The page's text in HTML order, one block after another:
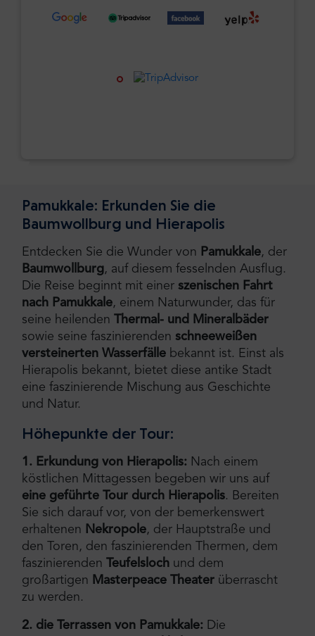
Pamukkale: Erkunden Sie die
Baumwollburg und Hierapolis
Entdecken Sie die Wunder von Pamukkale, der
Baumwollburg, auf diesem fesselnden Ausflug.
Die Reise beginnt mit einer szenischen Fahrt
nach Pamukkale, einem Naturwunder, das für
seine heilenden
Thermal- und Mineralbäder
sowie seine faszinierenden schneeweißen
versteinerten Wasserfälle bekannt ist. Einst als
Hierapolis bekannt, bietet diese antike Stadt
eine faszinierende Mischung aus Geschichte
und Natur.
Höhepunkte der Tour:
1. Erkundung von Hierapolis: Nach einem
köstlichen Mittagessen begeben wir uns auf
eine geführte Tour durch Hierapolis. Bereiten
Sie sich darauf vor, von der bemerkenswert
erhaltenen Nekropole, der Hauptstraße und
den Toren, den faszinierenden Thermen, dem
faszinierenden
Teufelsloch und dem
großartigen Masterpeace Theater überrascht
zu werden.
2. die Terrassen von Pamukkale: Die